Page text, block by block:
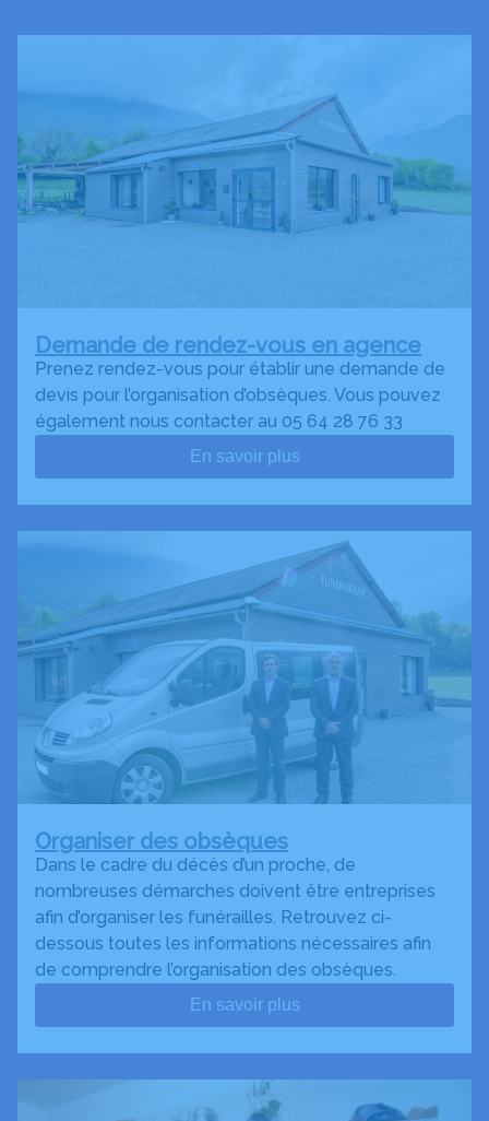
Demande de rendez-vous en agence
Prenez rendez-vous pour établir une demande de
devis pour l’organisation d’obsèques. Vous pouvez
également nous contacter au 05 64 28 76 33
En savoir plus
Organiser des obsèques
Dans le cadre du décès d’un proche, de
nombreuses démarches doivent être entreprises
afin d’organiser les funérailles. Retrouvez ci-
dessous toutes les informations nécessaires afin
de comprendre l’organisation des obsèques.
En savoir plus